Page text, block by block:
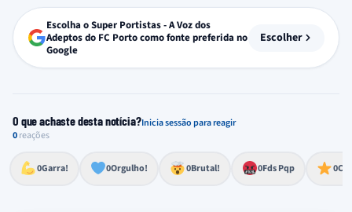
Escolha o Super Portistas - A Voz dos
Adeptos do FC Porto como fonte preferida no
Google
Escolher
O que achaste desta notícia?Inicia sessão para reagir
0reações
0Garra!
Esforço, determinação, aprovação forte
0Orgulho!
Lealdade, amor clubístico, sentimento profundo
0Brutal!
Impressionante, chocante, de grande impacto 0Fds Pqp
Reação de desespero, raiva, frustração ou espanto extremo 0
Excelência, destaque, o melhor